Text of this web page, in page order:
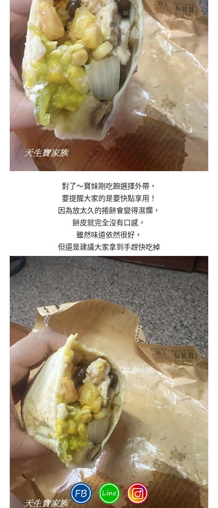
對了～寶妹剛吃飽選擇外帶，
要提醒大家的是要快點享用！
因為放太久的捲餅會變得濕爛，
餅皮就完全沒有口感，
雖然味道依然很好，
但還是建議大家拿到手趕快吃掉